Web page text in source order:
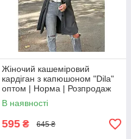
Жіночий кашеміровий
кардіган з капюшоном "Dila"
оптом | Норма | Розпродаж
моделі
В наявності
595 ₴ 645 ₴